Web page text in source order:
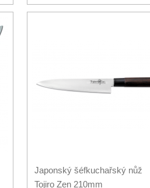
Japonský šéfkuchařský nůž
Tojiro Zen 210mm